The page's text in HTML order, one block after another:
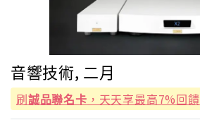
音響技術, 二月
刷誠品聯名卡 ，天天享最高7%回饋